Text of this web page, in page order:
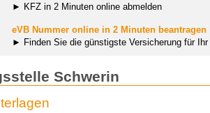
► KFZ in 2 Minuten online abmelden
eVB Nummer online in 2 Minuten beantragen
► Finden Sie die günstigste Versicherung für
Schwerin